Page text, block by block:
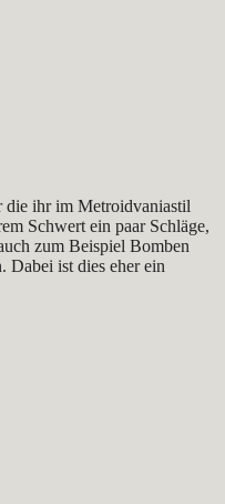
die ihr im Metroidvaniastil
Schwert ein paar Schläge,
zum Beispiel Bomben
Dabei ist dies eher ein